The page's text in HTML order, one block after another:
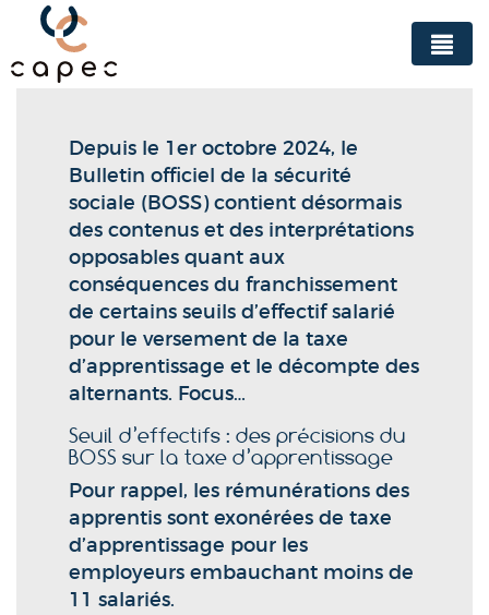
Panneau de gestion des cookies
Depuis le 1er octobre 2024, le
Bulletin officiel de la sécurité
sociale (BOSS) contient désormais
des contenus et des interprétations
opposables quant aux
conséquences du franchissement
de certains seuils d’effectif salarié
pour le versement de la taxe
d’apprentissage et le décompte des
alternants. Focus…
Seuil d’effectifs : des précisions du
BOSS sur la taxe d’apprentissage
Pour rappel, les rémunérations des
apprentis sont exonérées de taxe
d’apprentissage pour les
employeurs embauchant moins de
11 salariés.